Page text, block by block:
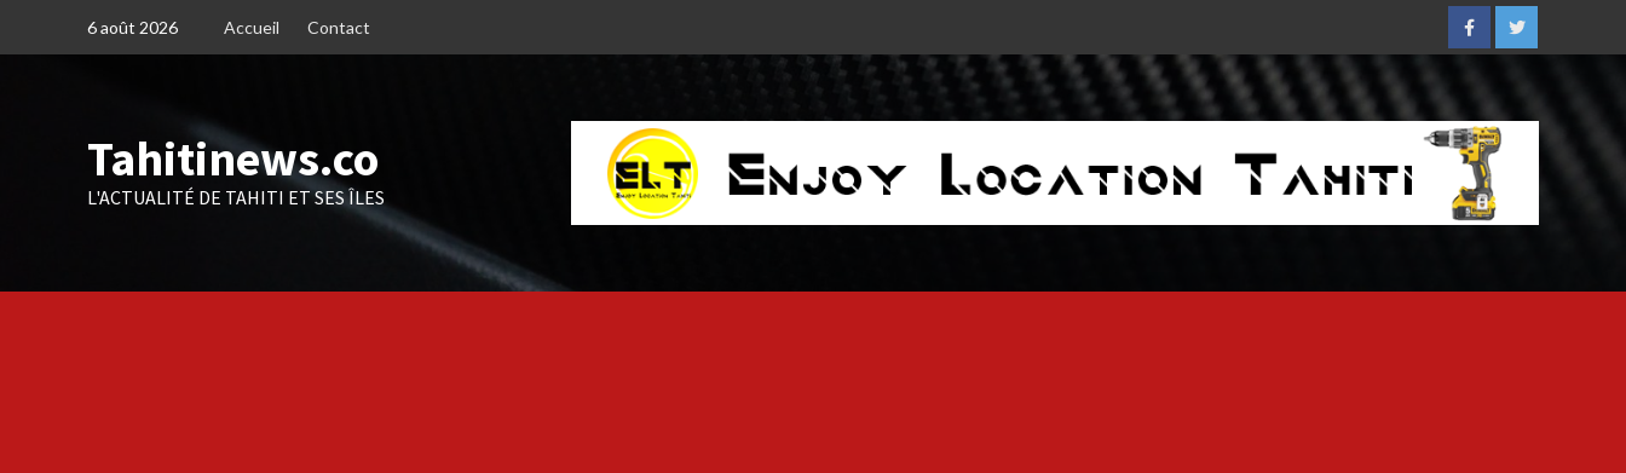
6 août 2026 Accueil Contact
FacebookTwitter
Tahitinews.co
L'ACTUALITÉ DE TAHITI ET SES ÎLES